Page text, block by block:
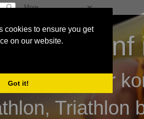
cookies to ensure you get
on our website.
Got it!
- #dnf
Triathlon